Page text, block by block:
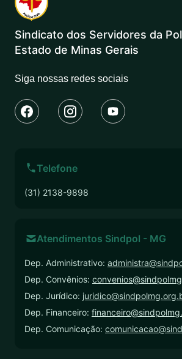
Sindicato dos Servidores da
Estado de Minas Gerais
Siga nossas redes sociais
Telefone
(31) 2138-9898
Atendimentos Sindpol - MG
Dep. Administrativo:
Dep. Convênios:
Dep. Jurídico:
Dep. Financeiro:
Dep. Comunicação: